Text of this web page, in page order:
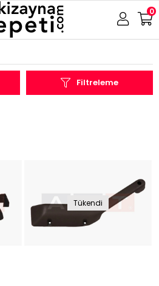
0
Filtreleme
Tükendi